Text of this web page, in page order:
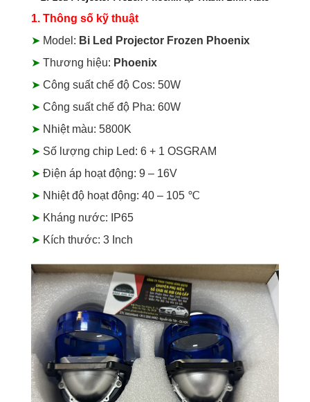
1. Thông số kỹ thuật
➤ Model: Bi Led Projector Frozen Phoenix
➤ Thương hiệu: Phoenix
➤ Công suất chế độ Cos: 50W
➤ Công suất chế độ Pha: 60W
➤ Nhiệt màu: 5800K
➤ Số lượng chip Led: 6 + 1 OSGRAM
➤ Điện áp hoạt động: 9 – 16V
➤ Nhiệt độ hoạt động: 40 – 105 ℃
➤ Kháng nước: IP65
➤ Kích thước: 3 Inch